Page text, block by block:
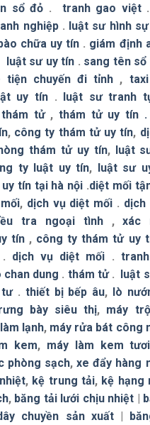
sổ đỏ . tranh gao việt.
nghiệp. luật sư hình
chữa uy tín . giám định
luật sư uy tín . sang tên sổ
tiện chuyến đi tỉnh ,
uy tín. luật sư tranh
tử,thám tử uy tín .
, công ty thám tử uy tín,
thám tử uy tín, luật
ty luật uy tín, luật sư
tín tại hà nội .diệt mối
, dịch vụ diệt mối . dịch
tra ngoại tình,xác
tín, công ty thám tử uy
. dịch vụ diệt mối .
dung . thám tử. luật
. thiết bị bếp âu, lò
bày siêu thị, máy
lạnh, máy rửa bát công
kem, máy làm kem tươi
phòng sạch,xe đẩy hàng
, kệ trung tải, kệ hạng
, băng tải lưới chịu nhiệt |
chuyền sản xuất|